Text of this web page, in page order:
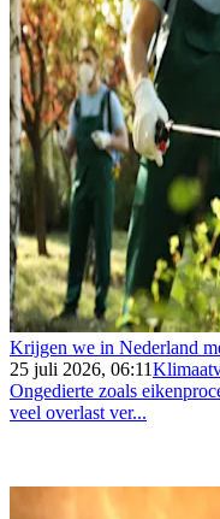
Krijgen we in Nederland
25 juli 2026, 06:11
Ongedierte zoals
veel overlast ver...